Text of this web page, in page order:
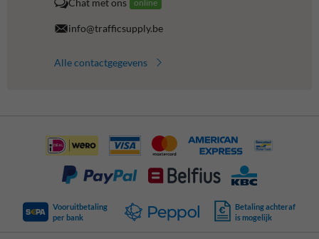
Chat met ons online
info@trafficsupply.be
Alle contactgegevens
Vooruitbetaling
per bank
Betaling achteraf
is mogelijk